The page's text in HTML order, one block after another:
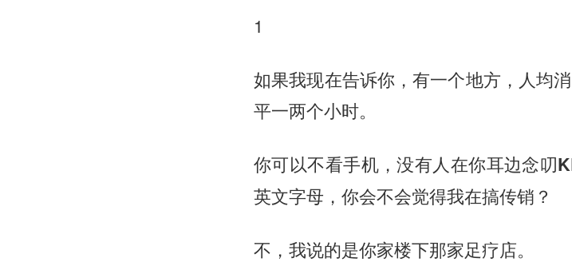
1
如果我现在告诉你，有一个地方，人均
平一两个小时。
你可以不看手机，没有人在你耳边念叨
英文字母，你会不会觉得我在搞传销？
不，我说的是你家楼下那家足疗店。